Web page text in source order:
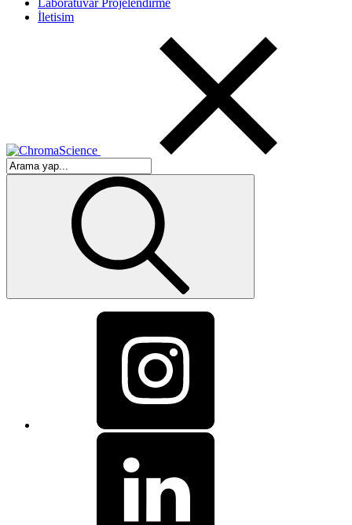
Laboratuvar Projelendirme
İletisim